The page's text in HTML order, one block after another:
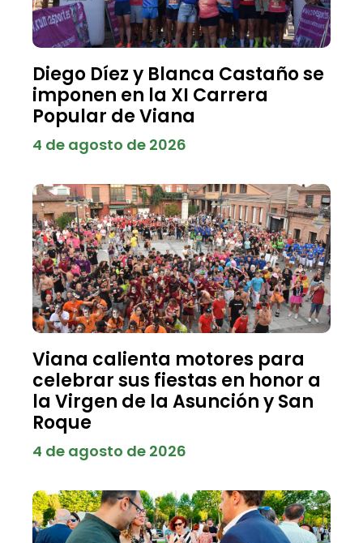
Diego Díez y Blanca Castaño se
imponen en la XI Carrera
Popular de Viana
4 de agosto de 2026
Viana calienta motores para
celebrar sus fiestas en honor a
la Virgen de la Asunción y San
Roque
4 de agosto de 2026